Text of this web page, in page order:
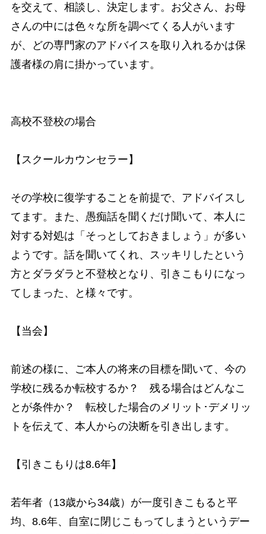
を交えて、相談し、決定します。お父さん、お母
さんの中には色々な所を調べてくる人がいます
が、どの専門家のアドバイスを取り入れるかは保
護者様の肩に掛かっています。
高校不登校の場合
【スクールカウンセラー】
その学校に復学することを前提で、アドバイスし
てます。また、愚痴話を聞くだけ聞いて、本人に
対する対処は「そっとしておきましょう」が多い
ようです。話を聞いてくれ、スッキリしたという
方とダラダラと不登校となり、引きこもりになっ
てしまった、と様々です。
【当会】
前述の様に、ご本人の将来の目標を聞いて、今の
学校に残るか転校するか？ 残る場合はどんなこ
とが条件か？ 転校した場合のメリット･デメリッ
トを伝えて、本人からの決断を引き出します。
【引きこもりは8.6年】
若年者（13歳から34歳）が一度引きこもると平
均、8.6年、自室に閉じこもってしまうというデー